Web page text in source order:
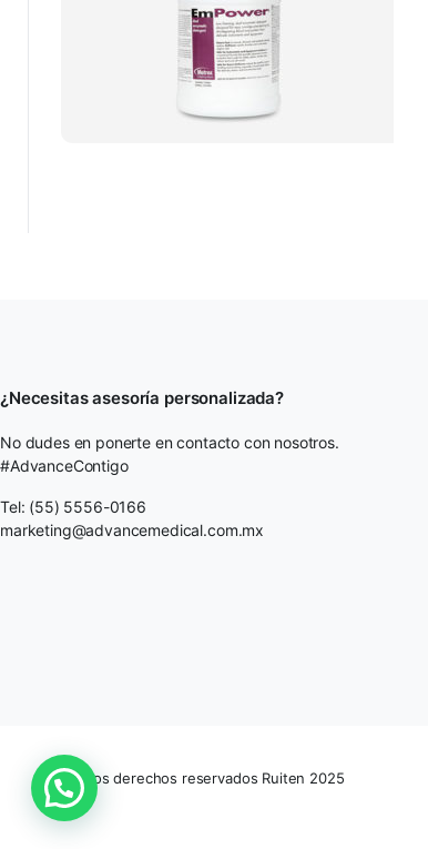
¿Necesitas asesoría personalizada?
No dudes en ponerte en contacto con nosotros.
#AdvanceContigo
Tel: (55) 5556-0166
marketing@advancemedical.com.mx
Todos los derechos reservados Ruiten 2025